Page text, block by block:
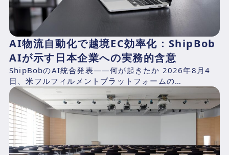
AI物流自動化で越境EC効率化：ShipBob
AIが示す日本企業への実務的含意
ShipBobのAI統合発表——何が起きたか 2026年8月4
日、米フルフィルメントプラットフォームの
ShipBob（本社：シカゴ、2014年創業、CEO：Dh...